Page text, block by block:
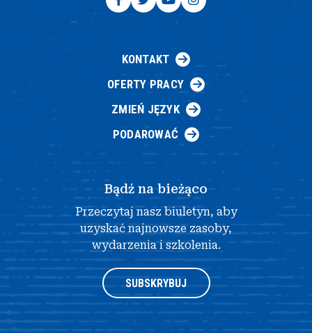
KONTAKT
OFERTY PRACY
ZMIEŃ JĘZYK
PODAROWAĆ
Bądź na bieżąco
Przeczytaj nasz biuletyn, aby
uzyskać najnowsze zasoby,
wydarzenia i szkolenia.
SUBSKRYBUJ